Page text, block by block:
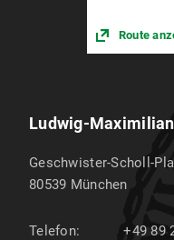
Route
Ludwig-
Geschwister-Scholl-
80539 München
Telefon:
+49 89